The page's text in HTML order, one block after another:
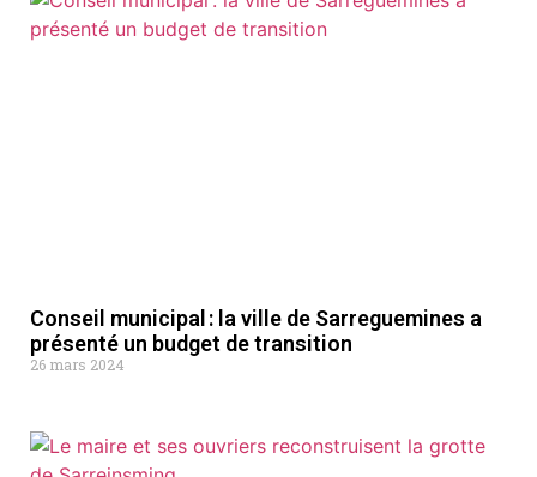
Conseil municipal : la ville de Sarreguemines a
présenté un budget de transition
26 mars 2024